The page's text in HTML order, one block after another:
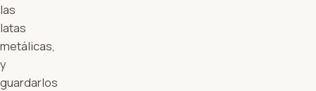
las
latas
metálicas,
y
guardarlos